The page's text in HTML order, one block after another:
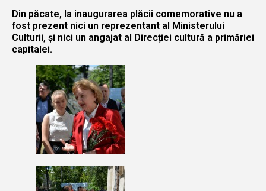
Din păcate, la inaugurarea plăcii comemorative nu a
fost prezent nici un reprezentant al Ministerului
Culturii, și nici un angajat al Direcției cultură a primăriei
capitalei.